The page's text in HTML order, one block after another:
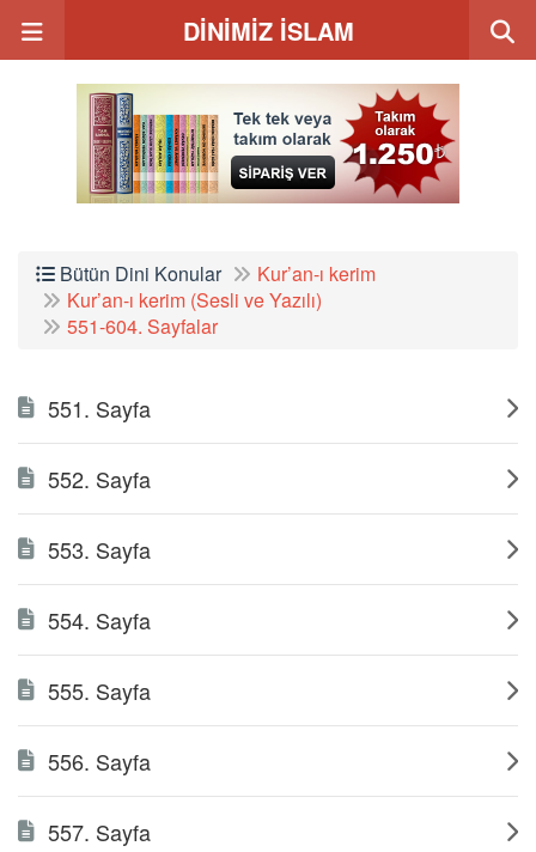
DİNİMİZ İSLAM
Bütün Dini Konular
Kur’an-ı kerim
Kur’an-ı kerim (Sesli ve Yazılı)
551-604. Sayfalar
551. Sayfa
552. Sayfa
553. Sayfa
554. Sayfa
555. Sayfa
556. Sayfa
557. Sayfa